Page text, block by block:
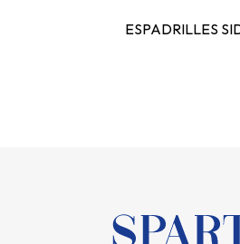
ESPADRILLES